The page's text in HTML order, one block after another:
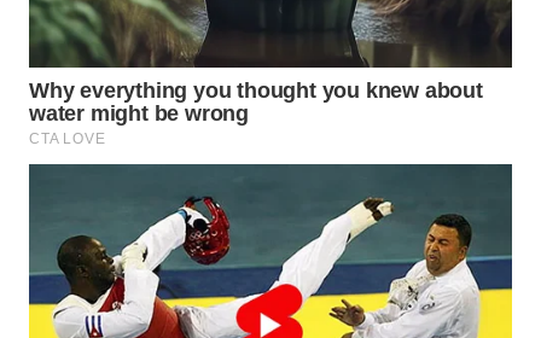
WN
LANGKAT
WN
TAPANULI
WN
TANJUNG
LESUNG